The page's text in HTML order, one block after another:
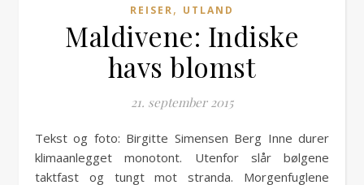
REISER, UTLAND
Maldivene: Indiske
havs blomst
21. september 2015
Tekst og foto: Birgitte Simensen Berg Inne durer
klimaanlegget monotont. Utenfor slår bølgene
taktfast og tungt mot stranda. Morgenfuglene